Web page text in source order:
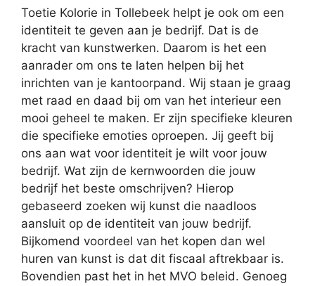
Toetie Kolorie in Tollebeek helpt je ook om een
identiteit te geven aan je bedrijf. Dat is de
kracht van kunstwerken. Daarom is het een
aanrader om ons te laten helpen bij het
inrichten van je kantoorpand. Wij staan je graag
met raad en daad bij om van het interieur een
mooi geheel te maken. Er zijn specifieke kleuren
die specifieke emoties oproepen. Jij geeft bij
ons aan wat voor identiteit je wilt voor jouw
bedrijf. Wat zijn de kernwoorden die jouw
bedrijf het beste omschrijven? Hierop
gebaseerd zoeken wij kunst die naadloos
aansluit op de identiteit van jouw bedrijf.
Bijkomend voordeel van het kopen dan wel
huren van kunst is dat dit fiscaal aftrekbaar is.
Bovendien past het in het MVO beleid. Genoeg